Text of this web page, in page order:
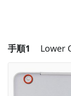
手順1 Lower